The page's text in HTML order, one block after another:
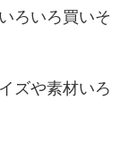
ろいろ買いそ
ズや素材いろ